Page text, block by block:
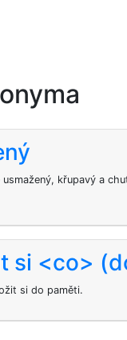
křupavý a
si <co>
si do paměti.